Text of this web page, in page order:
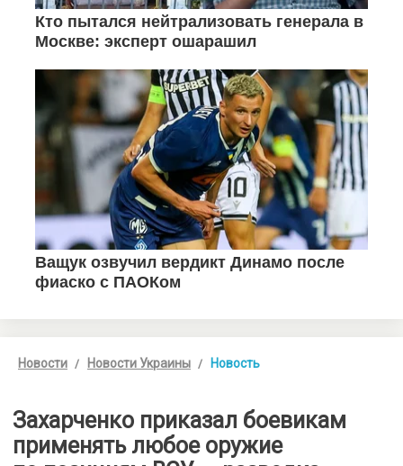
Новости Новости Украины Новость
Захарченко приказал боевикам
применять любое оружие